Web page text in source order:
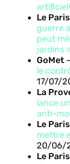
Le
guerre
peut
jardins
GoMet–
le
17/07/
La
lance
anti-
Le
mettre
20/06/
Le